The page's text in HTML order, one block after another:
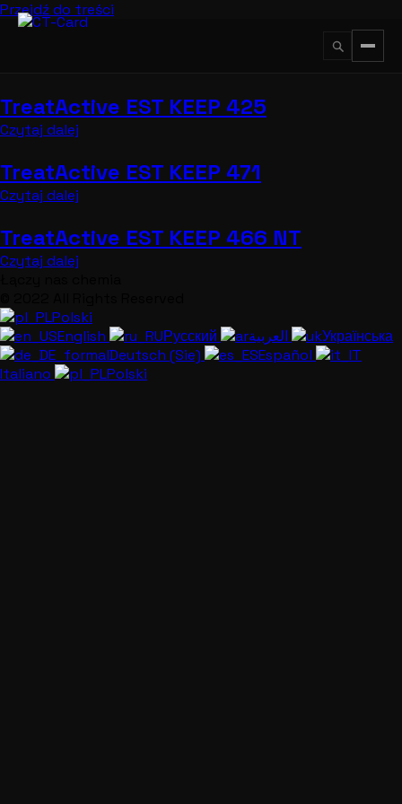
Przejdź do treści
TreatActive EST KEEP 425
Czytaj dalej
TreatActive EST KEEP 471
Czytaj dalej
TreatActive EST KEEP 466 NT
Czytaj dalej
Polski
English
Русский
Українська
Deutsch (Sie)
Español
Italiano
Polski